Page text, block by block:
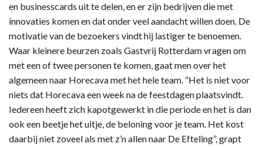
en businesscards uit te delen, en er zijn bedrijven die met
innovaties komen en dat onder veel aandacht willen doen. De
motivatie van de bezoekers vindt hij lastiger te benoemen.
Waar kleinere beurzen zoals Gastvrij Rotterdam vragen om
met een of twee personen te komen, gaat men over het
algemeen naar Horecava met het hele team. “Het is niet voor
niets dat Horecava een week na de feestdagen plaatsvindt.
Iedereen heeft zich kapotgewerkt in die periode en het is dan
ook een beetje het uitje, de beloning voor je team. Het kost
daarbij niet zoveel als met z’n allen naar De Efteling”, grapt